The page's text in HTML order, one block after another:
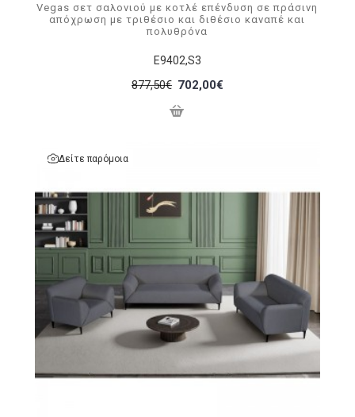
Ε9402,S3
Vegas σετ σαλονιού με κοτλέ επένδυση σε πράσινη
απόχρωση με τριθέσιο και διθέσιο καναπέ και
πολυθρόνα
877,50€ 702,00€
Δείτε παρόμοια